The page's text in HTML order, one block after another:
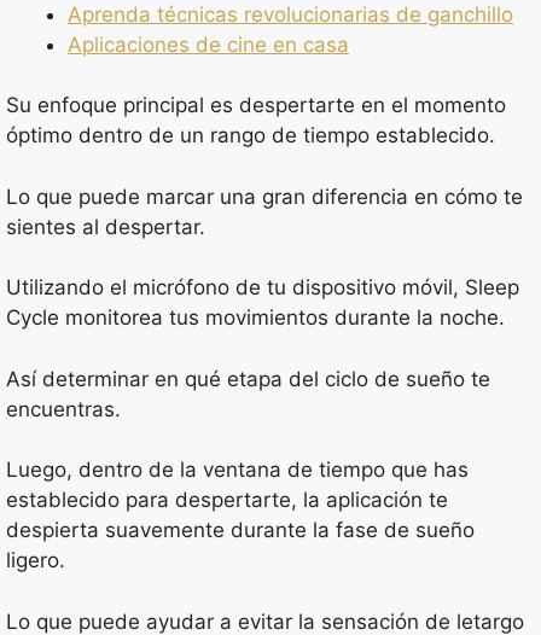
Aprenda técnicas revolucionarias de ganchillo
Aplicaciones de cine en casa
Su enfoque principal es despertarte en el momento
óptimo dentro de un rango de tiempo establecido.
Lo que puede marcar una gran diferencia en cómo te
sientes al despertar.
Utilizando el micrófono de tu dispositivo móvil, Sleep
Cycle monitorea tus movimientos durante la noche.
Así determinar en qué etapa del ciclo de sueño te
encuentras.
Luego, dentro de la ventana de tiempo que has
establecido para despertarte, la aplicación te
despierta suavemente durante la fase de sueño
ligero.
Lo que puede ayudar a evitar la sensación de letargo